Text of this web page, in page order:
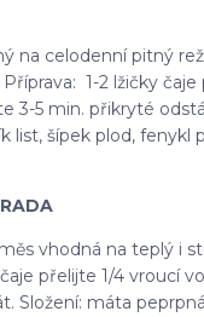
na celodenní pitný
1-2 lžičky čaje
3-5 min. přikryté
list, šípek plod, fenykl
vhodná na teplý i
čaje přelijte 1/4 vroucí
Složení: máta